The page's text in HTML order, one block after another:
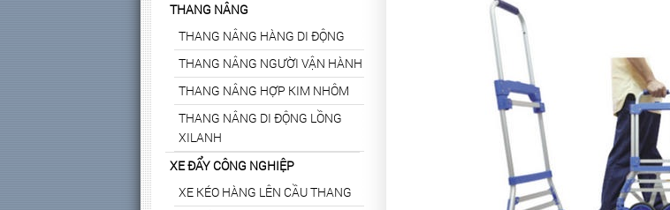
THANG NÂNG
THANG NÂNG HÀNG DI ĐỘNG
THANG NÂNG NGƯỜI VẬN HÀNH
THANG NÂNG HỢP KIM NHÔM
THANG NÂNG DI ĐỘNG LỒNG
XILANH
XE ĐẨY CÔNG NGHIỆP
XE KÉO HÀNG LÊN CẦU THANG